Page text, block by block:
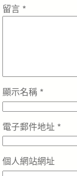
留言 *
顯示名稱 *
電子郵件地址 *
個人網站網址